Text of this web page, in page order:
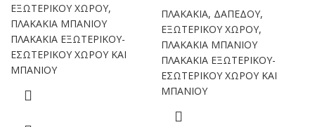
ΕΞΩΤΕΡΙΚΟΥ ΧΩΡΟΥ,
ΠΛΑΚΑΚΙΑ ΜΠΑΝΙΟΥ
ΠΛΑΚΑΚΙΑ ΕΞΩΤΕΡΙΚΟΥ-
ΕΣΩΤΕΡΙΚΟΥ ΧΩΡΟΥ ΚΑΙ
ΜΠΑΝΙΟΥ
ΠΛΑΚΑΚΙΑ, ΔΑΠΕΔΟΥ,
ΕΞΩΤΕΡΙΚΟΥ ΧΩΡΟΥ,
ΠΛΑΚΑΚΙΑ ΜΠΑΝΙΟΥ
ΠΛΑΚΑΚΙΑ ΕΞΩΤΕΡΙΚΟΥ-
ΕΣΩΤΕΡΙΚΟΥ ΧΩΡΟΥ ΚΑΙ
ΜΠΑΝΙΟΥ